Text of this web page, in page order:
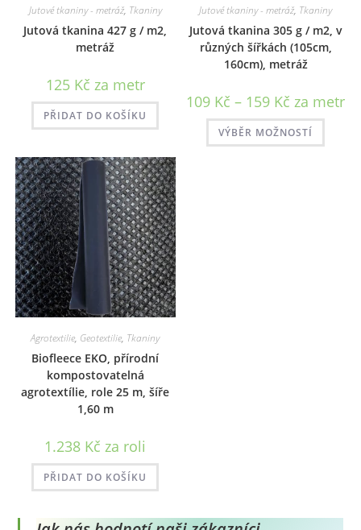
Jutové tkaniny - metráž, Tkaniny
Jutová tkanina 427 g / m2,
metráž
125 Kč za metr
PŘIDAT DO KOŠÍKU
Jutové tkaniny - metráž, Tkaniny
Jutová tkanina 305 g / m2, v
různých šířkách (105cm,
160cm), metráž
109 Kč – 159 Kč Rozpětí
cen:
109 Kč
až
159 Kč
za metr
VÝBĚR MOŽNOSTÍ
Tento
má
Agrotextilie, Geotextilie, Tkaniny
Biofleece EKO, přírodní
kompostovatelná
agrotextílie, role 25 m, šíře
1,60 m
1.238 Kč za roli
PŘIDAT DO KOŠÍKU